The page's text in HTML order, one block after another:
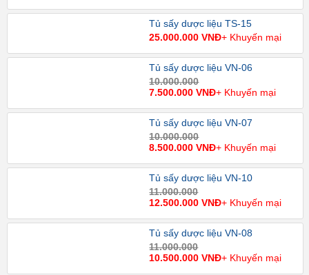
Tủ sấy dược liệu TS-15
25.000.000 VNĐ+ Khuyến mại
Tủ sấy dược liệu VN-06
10.000.000
7.500.000 VNĐ+ Khuyến mại
Tủ sấy dược liệu VN-07
10.000.000
8.500.000 VNĐ+ Khuyến mại
Tủ sấy dược liệu VN-10
11.000.000
12.500.000 VNĐ+ Khuyến mại
Tủ sấy dược liệu VN-08
11.000.000
10.500.000 VNĐ+ Khuyến mại